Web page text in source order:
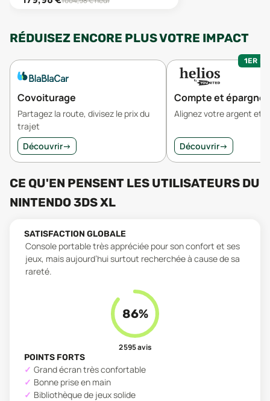
RÉDUISEZ ENCORE PLUS VOTRE IMPACT
Covoiturage
Partagez la route, divisez le prix du
trajet
Découvrir→
1ER
Compte et épargne
Alignez votre argent et
Découvrir→
CE QU'EN PENSENT LES UTILISATEURS DU
NINTENDO 3DS XL
SATISFACTION GLOBALE
Console portable très appréciée pour son confort et ses
jeux, mais aujourd’hui surtout recherchée à cause de sa
rareté.
86%
2 595avis
POINTS FORTS
Grand écran très confortable
Bonne prise en main
Bibliothèque de jeux solide